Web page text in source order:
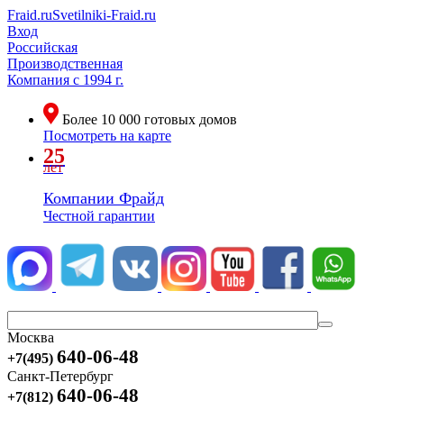
Fraid.ruSvetilniki-Fraid.ru
Вход
Российская
Производственная
Компания с 1994 г.
Более 10 000 готовых домов
Посмотреть на карте
25
лет
Компании Фрайд
Честной гарантии
Москва
+7(495) 640-06-48
Санкт-Петербург
+7(812) 640-06-48